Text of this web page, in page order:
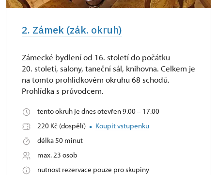
2. Zámek (zák. okruh)
Zámecké bydlení od 16. století do počátku
20. století, salony, taneční sál, knihovna. Celkem je
na tomto prohlídkovém okruhu 68 schodů.
Prohlídka s průvodcem.
tento okruh je dnes otevřen 9.00 – 17.00
220 Kč (dospělí)
Koupit vstupenku
délka 50 minut
max. 23 osob
nutnost rezervace pouze pro skupiny